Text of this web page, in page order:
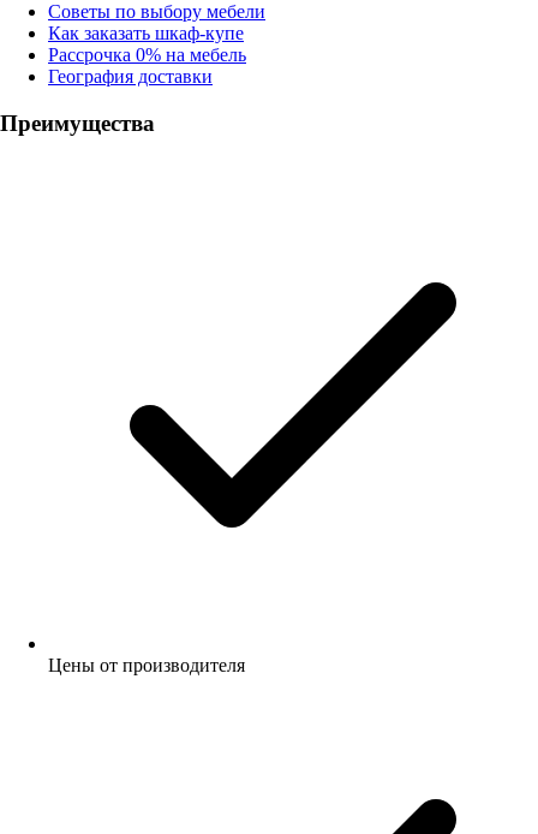
Советы по выбору мебели
Как заказать шкаф-купе
Рассрочка 0% на мебель
География доставки
Преимущества
Цены от производителя